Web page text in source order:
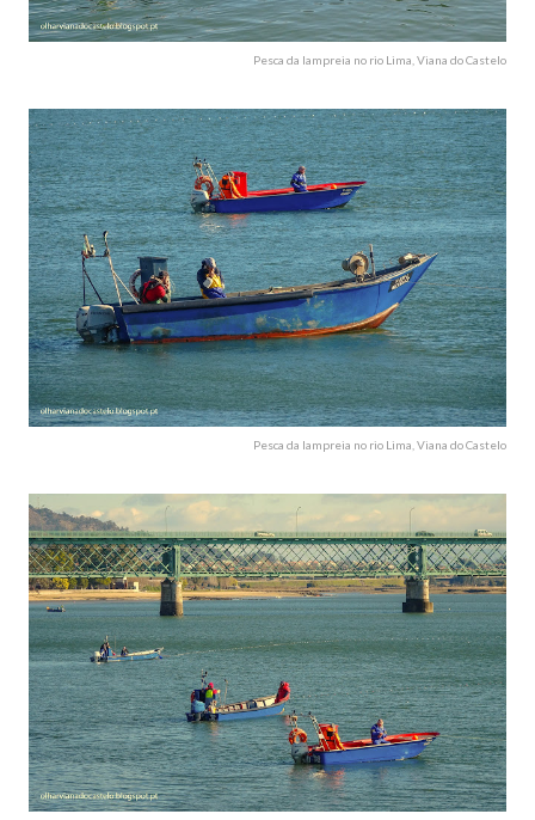
Pesca da lampreia no rio Lima, Viana do Castelo
Pesca da lampreia no rio Lima, Viana do Castelo